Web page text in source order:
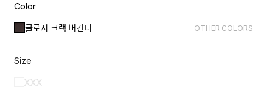
Color
글로시 크랙 버건디 OTHER COLORS
Size
XXX